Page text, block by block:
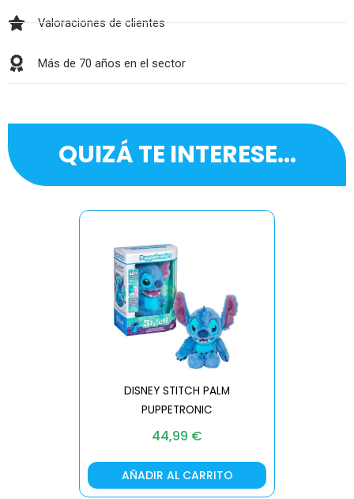
Valoraciones de clientes
Más de 70 años en el sector
QUIZÁ TE INTERESE...
DISNEY STITCH PALM
PUPPETRONIC
44,99 €
AÑADIR AL CARRITO